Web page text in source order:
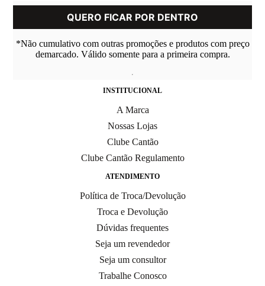
*Não cumulativo com outras promoções e produtos com preço
demarcado. Válido somente para a primeira compra.
INSTITUCIONAL
A Marca
Nossas Lojas
Clube Cantão
Clube Cantão Regulamento
ATENDIMENTO
Política de Troca/Devolução
Troca e Devolução
Dúvidas frequentes
Seja um revendedor
Seja um consultor
Trabalhe Conosco